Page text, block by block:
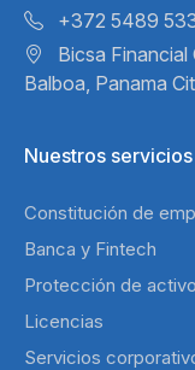
+372 5489
Bicsa Financial
Balboa, Panama
Nuestros servicios
Constitución de
Banca y Fintech
Protección de
Licencias
Servicios